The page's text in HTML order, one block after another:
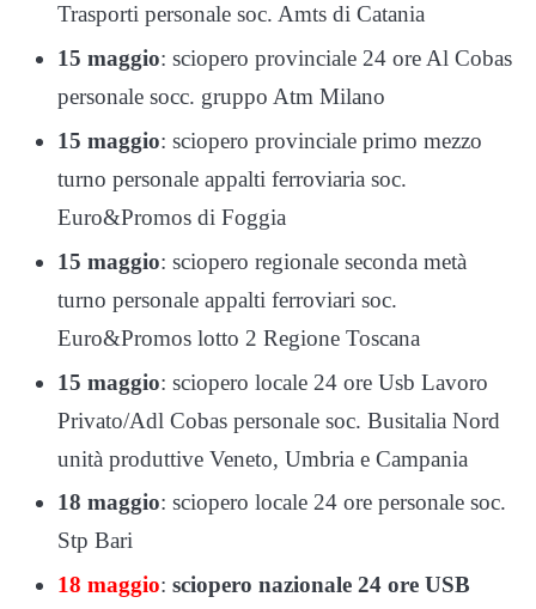
Trasporti personale soc. Amts di Catania
15 maggio: sciopero provinciale 24 ore Al Cobas
personale socc. gruppo Atm Milano
15 maggio: sciopero provinciale primo mezzo
turno personale appalti ferroviaria soc.
Euro&Promos di Foggia
15 maggio: sciopero regionale seconda metà
turno personale appalti ferroviari soc.
Euro&Promos lotto 2 Regione Toscana
15 maggio: sciopero locale 24 ore Usb Lavoro
Privato/Adl Cobas personale soc. Busitalia Nord
unità produttive Veneto, Umbria e Campania
18 maggio: sciopero locale 24 ore personale soc.
Stp Bari
18 maggio: sciopero nazionale 24 ore USB